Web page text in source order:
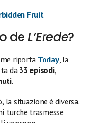
Fruit
de L’Erede?
riporta Today, la
da33 episodi,
.
la situazione è diversa.
turche trasmesse